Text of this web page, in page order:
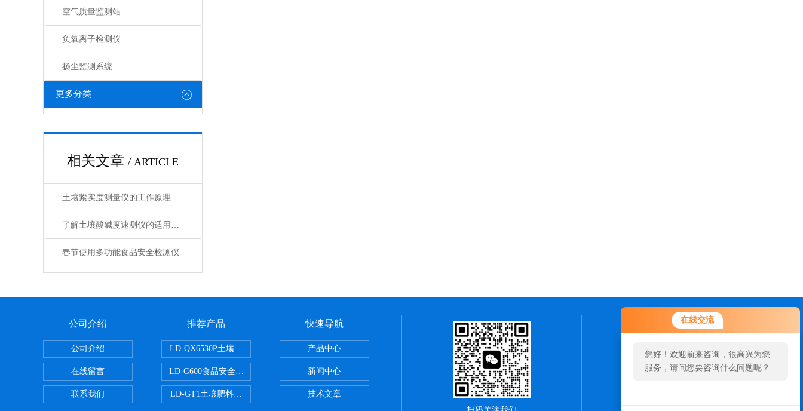
在线交流
您好！欢迎前来咨询，很高兴为您
服务，请问您要咨询什么问题呢？
空气质量监测站
负氧离子检测仪
扬尘监测系统
更多分类
相关文章 / ARTICLE
土壤紧实度测量仪的工作原理
了解土壤酸碱度速测仪的适用范围
春节使用多功能食品安全检测仪
公司介绍
公司介绍
在线留言
联系我们
推荐产品
LD-QX6530P土壤氧化还原电位检测仪
LD-G600食品安全检测仪
LD-GT1土壤肥料养分检测仪
快速导航
产品中心
新闻中心
技术文章
联系我们
24小时热线：